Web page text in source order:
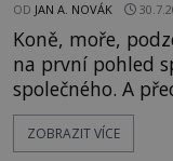
OD JAN A. NOVÁK
Koně, moře,
na první pohled
společného. A
pohádky i
podivným
ZOBRAZIT VÍCE